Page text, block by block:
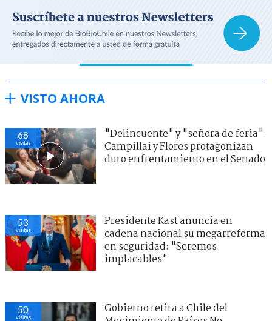
VISTO AHORA
68
visitas
"Delincuente" y "señora de feria":
Campillai y Flores protagonizan
duro enfrentamiento en el Senado
53
visitas
Presidente Kast anuncia en
cadena nacional su megarreforma
en seguridad: "Seremos
implacables"
50
visitas
Gobierno retira a Chile del